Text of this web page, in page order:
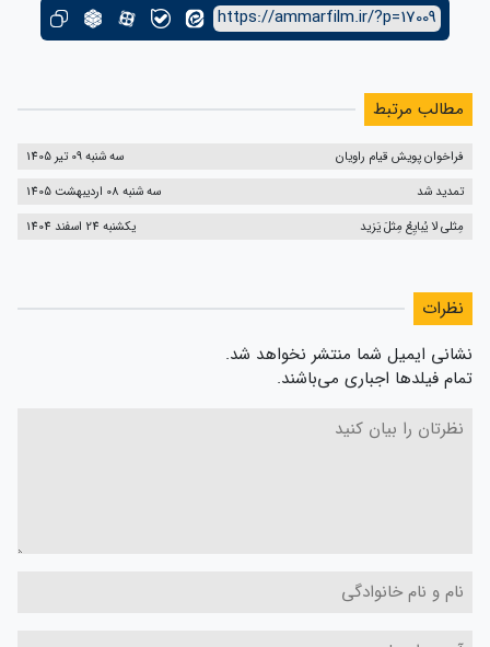
https://ammarfilm.ir/?p=17009
مطالب مرتبط
فراخوان پویش قیام راویان
سه شنبه 09 تیر 1405
تمدید شد
سه شنبه 08 اردیبهشت 1405
مِثلی لا یُبایِعُ مِثلَ یَزید
یکشنبه 24 اسفند 1404
نظرات
نشانی ایمیل شما منتشر نخواهد شد.
تمام فیلدها اجباری می‌باشند.